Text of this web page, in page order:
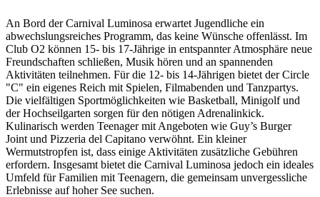
An Bord der Carnival Luminosa erwartet Jugendliche ein
abwechslungsreiches Programm, das keine Wünsche offenlässt. Im
Club O2 können 15- bis 17-Jährige in entspannter Atmosphäre neue
Freundschaften schließen, Musik hören und an spannenden
Aktivitäten teilnehmen. Für die 12- bis 14-Jährigen bietet der Circle
"C" ein eigenes Reich mit Spielen, Filmabenden und Tanzpartys.
Die vielfältigen Sportmöglichkeiten wie Basketball, Minigolf und
der Hochseilgarten sorgen für den nötigen Adrenalinkick.
Kulinarisch werden Teenager mit Angeboten wie Guy’s Burger
Joint und Pizzeria del Capitano verwöhnt. Ein kleiner
Wermutstropfen ist, dass einige Aktivitäten zusätzliche Gebühren
erfordern. Insgesamt bietet die Carnival Luminosa jedoch ein ideales
Umfeld für Familien mit Teenagern, die gemeinsam unvergessliche
Erlebnisse auf hoher See suchen.